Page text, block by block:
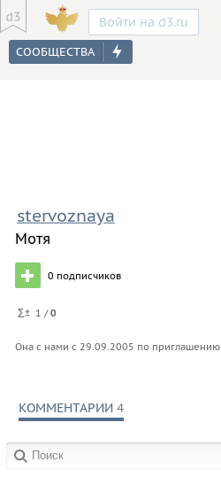
Войти на d3.ru
stervoznaya
Мотя
0 подписчиков
1 /0
Она с нами с 29.09.2005 по приглашению
КОММЕНТАРИИ 4